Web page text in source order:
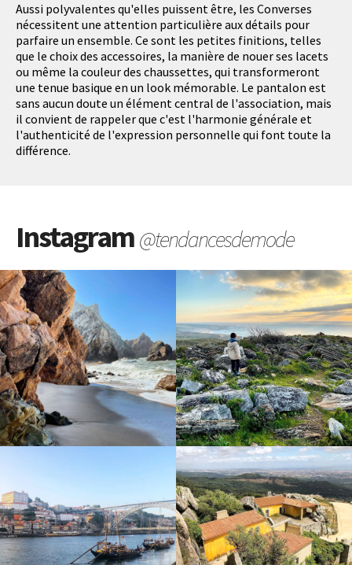
Aussi polyvalentes qu'elles puissent être, les Converses
nécessitent une attention particulière aux détails pour
parfaire un ensemble. Ce sont les petites finitions, telles
que le choix des accessoires, la manière de nouer ses lacets
ou même la couleur des chaussettes, qui transformeront
une tenue basique en un look mémorable. Le pantalon est
sans aucun doute un élément central de l'association, mais
il convient de rappeler que c'est l'harmonie générale et
l'authenticité de l'expression personnelle qui font toute la
différence.
Instagram@tendancesdemode